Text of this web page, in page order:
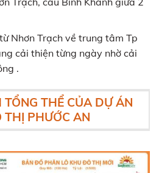
Nhơn Trạch về trung tâm Tp
cải thiện từng ngày nhờ cải
.
TỔNG THỂ CỦA DỰ ÁN
THỊ PHƯỚC AN